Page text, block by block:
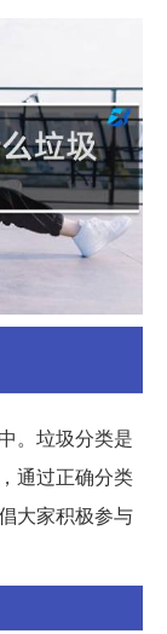
。垃圾分类是
通过正确分类
大家积极参与